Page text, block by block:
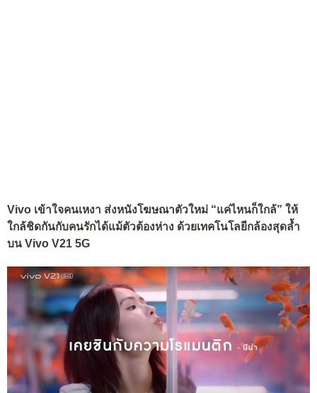
Vivo เข้าใจคนเหงา ส่งหนังโฆษณาตัวใหม่ “แค่ไหนก็ใกล้” ให้
ใกล้ชิดกันกับคนรักได้แม้ตัวต้องห่าง ด้วยเทคโนโลยีกล้องสุดล้ำ
บน Vivo V21 5G